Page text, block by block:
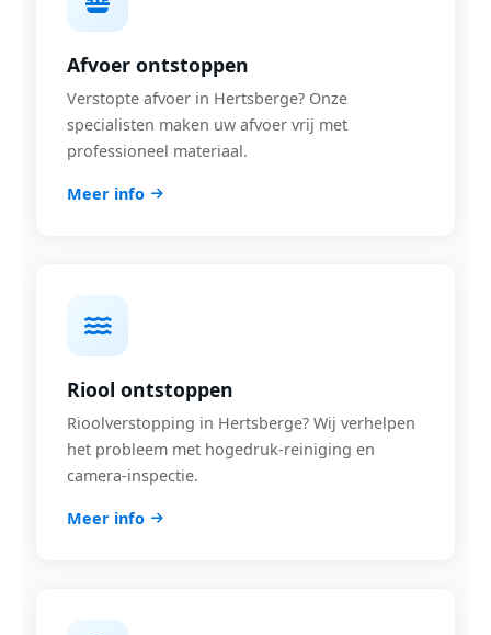
Afvoer ontstoppen
Verstopte afvoer in Hertsberge? Onze
specialisten maken uw afvoer vrij met
professioneel materiaal.
Meer info
Riool ontstoppen
Rioolverstopping in Hertsberge? Wij verhelpen
het probleem met hogedruk-reiniging en
camera-inspectie.
Meer info